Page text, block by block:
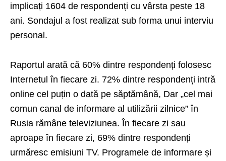
implicați 1604 de respondenți cu vârsta peste 18
ani. Sondajul a fost realizat sub forma unui interviu
personal.
Raportul arată că 60% dintre respondenți folosesc
Internetul în fiecare zi. 72% dintre respondenți intră
online cel puțin o dată pe săptămână, Dar „cel mai
comun canal de informare al utilizării zilnice” în
Rusia rămâne televiziunea. În fiecare zi sau
aproape în fiecare zi, 69% dintre respondenți
urmăresc emisiuni TV. Programele de informare și